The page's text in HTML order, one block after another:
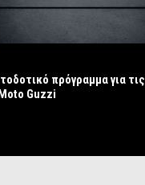
πρόγραμμα για τις
Guzzi